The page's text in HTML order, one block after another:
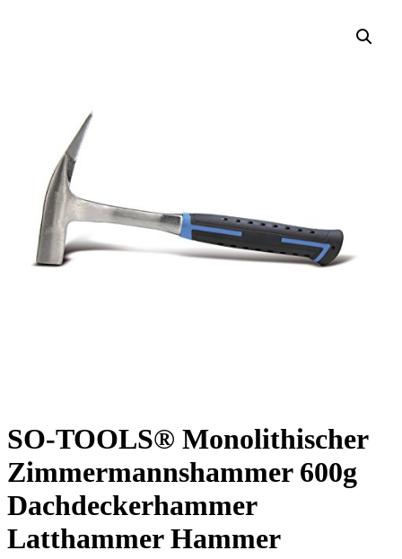
SO-TOOLS® Monolithischer
Zimmermannshammer 600g
Dachdeckerhammer
Latthammer Hammer